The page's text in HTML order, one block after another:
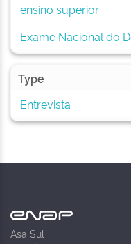
ensino superior
Exame Nacional do
Type
Entrevista
Asa Sul